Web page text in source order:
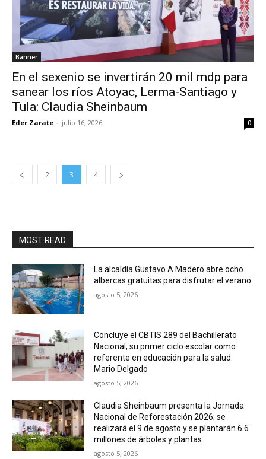
Banner
En el sexenio se invertirán 20 mil mdp para
sanear los ríos Atoyac, Lerma-Santiago y
Tula: Claudia Sheinbaum
Eder Zarate - julio 16, 2026 0
2 3 4
MOST READ
La alcaldía Gustavo A Madero abre ocho
albercas gratuitas para disfrutar el verano
agosto 5, 2026
Concluye el CBTIS 289 del Bachillerato
Nacional, su primer ciclo escolar como
referente en educación para la salud:
Mario Delgado
agosto 5, 2026
Claudia Sheinbaum presenta la Jornada
Nacional de Reforestación 2026; se
realizará el 9 de agosto y se plantarán 6.6
millones de árboles y plantas
agosto 5, 2026